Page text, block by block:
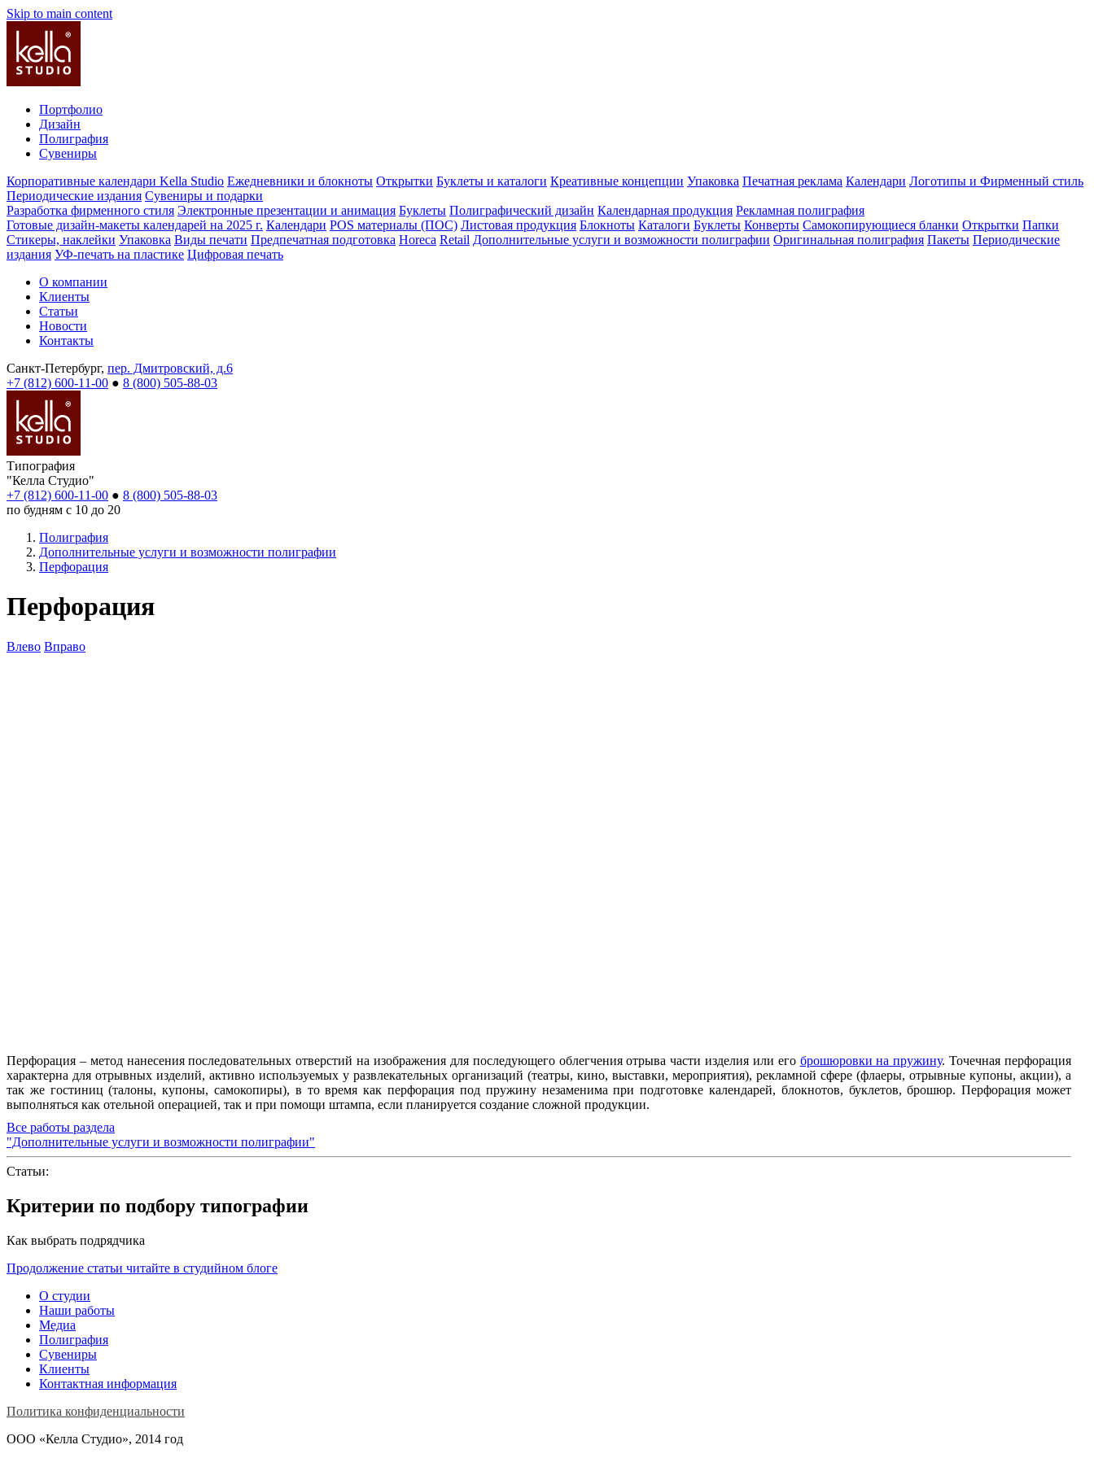
Skip to main content
Портфолио
Дизайн
Полиграфия
Сувениры
Корпоративные календари Kella Studio Ежедневники и блокноты Открытки Буклеты и каталоги Креативные концепции Упаковка Печатная реклама Календари Логотипы и Фирменный стиль
Периодические издания Сувениры и подарки
Разработка фирменного стиля Электронные презентации и анимация Буклеты Полиграфический дизайн Календарная продукция Рекламная полиграфия
Готовые дизайн-макеты календарей на 2025 г. Календари POS материалы (ПОС) Листовая продукция Блокноты Каталоги Буклеты Конверты Самокопирующиеся бланки Открытки Папки
Стикеры, наклейки Упаковка Виды печати Предпечатная подготовка Horeca Retail Дополнительные услуги и возможности полиграфии Оригинальная полиграфия Пакеты Периодические
издания УФ-печать на пластике Цифровая печать
О компании
Клиенты
Статьи
Новости
Контакты
Санкт-Петербург, пер. Дмитровский, д.6
+7 (812) 600-11-00 ● 8 (800) 505-88-03
Типография
"Келла Студио"
+7 (812) 600-11-00 ● 8 (800) 505-88-03
по будням с 10 до 20
Полиграфия
Дополнительные услуги и возможности полиграфии
Перфорация
Перфорация
Влево Вправо
Перфорация – метод нанесения последовательных отверстий на изображения для последующего облегчения отрыва части изделия или его брошюровки на пружину. Точечная перфорация
характерна для отрывных изделий, активно используемых у развлекательных организаций (театры, кино, выставки, мероприятия), рекламной сфере (флаеры, отрывные купоны, акции), а
так же гостиниц (талоны, купоны, самокопиры), в то время как перфорация под пружину незаменима при подготовке календарей, блокнотов, буклетов, брошюр. Перфорация может
выполняться как отельной операцией, так и при помощи штампа, если планируется создание сложной продукции.
Все работы раздела
"Дополнительные услуги и возможности полиграфии"
Статьи:
Критерии по подбору типографии
Как выбрать подрядчика
Продолжение статьи читайте в студийном блоге
О студии
Наши работы
Медиа
Полиграфия
Сувениры
Клиенты
Контактная информация
Политика конфиденциальности
ООО «Келла Студио», 2014 год